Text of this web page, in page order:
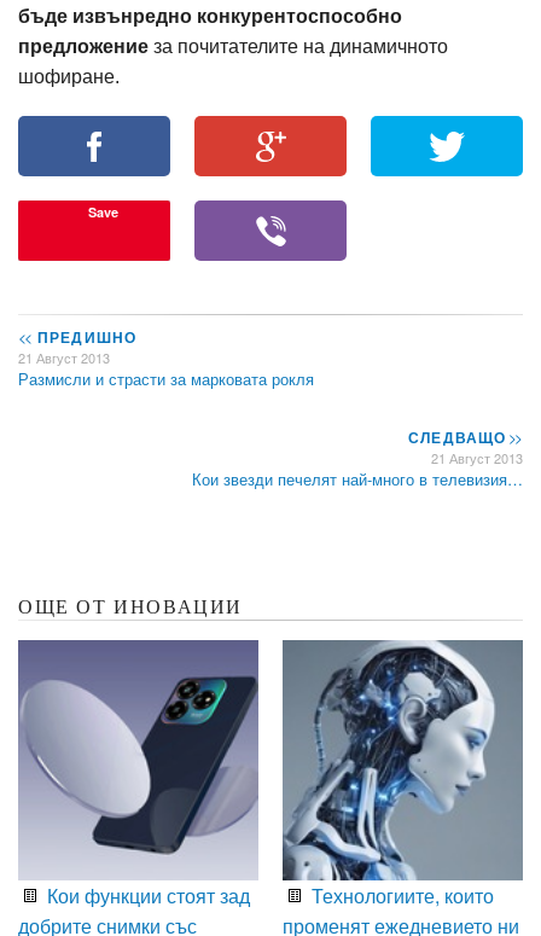
бъде извънредно конкурентоспособно
предложение за почитателите на динамичното
шофиране.
Save
<< ПРЕДИШНО
21 Август 2013
Размисли и страсти за марковата рокля
СЛЕДВАЩО>>
21 Август 2013
Кои звезди печелят най-много в телевизия…
ОЩЕ ОТ ИНОВАЦИИ
Кои функции стоят зад
добрите снимки със
Технологиите, които
променят ежедневието ни